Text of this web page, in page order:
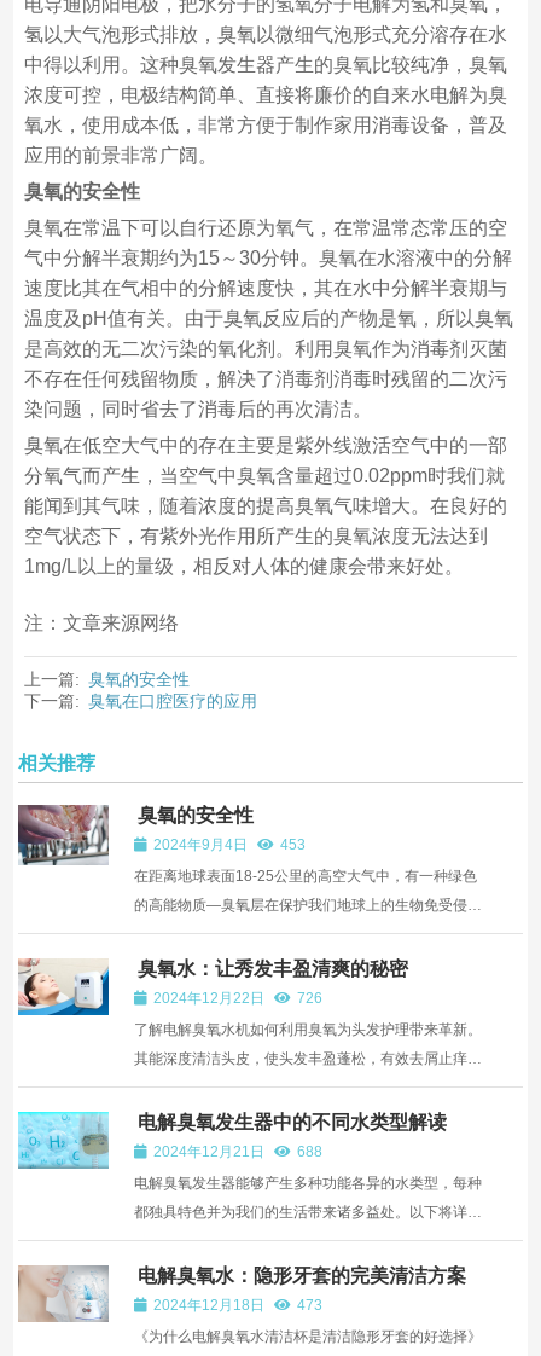
电导通阴阳电极，把水分子的氢氧分子电解为氢和臭氧，
氢以大气泡形式排放，臭氧以微细气泡形式充分溶存在水
中得以利用。这种臭氧发生器产生的臭氧比较纯净，臭氧
浓度可控，电极结构简单、直接将廉价的自来水电解为臭
氧水，使用成本低，非常方便于制作家用消毒设备，普及
应用的前景非常广阔。
臭氧的安全性
臭氧在常温下可以自行还原为氧气，在常温常态常压的空
气中分解半衰期约为15～30分钟。臭氧在水溶液中的分解
速度比其在气相中的分解速度快，其在水中分解半衰期与
温度及pH值有关。由于臭氧反应后的产物是氧，所以臭氧
是高效的无二次污染的氧化剂。利用臭氧作为消毒剂灭菌
不存在任何残留物质，解决了消毒剂消毒时残留的二次污
染问题，同时省去了消毒后的再次清洁。
臭氧在低空大气中的存在主要是紫外线激活空气中的一部
分氧气而产生，当空气中臭氧含量超过0.02ppm时我们就
能闻到其气味，随着浓度的提高臭氧气味增大。在良好的
空气状态下，有紫外光作用所产生的臭氧浓度无法达到
1mg/L以上的量级，相反对人体的健康会带来好处。
注：文章来源网络
上一篇: 臭氧的安全性
下一篇: 臭氧在口腔医疗的应用
相关推荐
臭氧的安全性
2024年9月4日
453
在距离地球表面18-25公里的高空大气中，有一种绿色
的高能物质—臭氧层在保护我们地球上的生物免受侵
害，成为人类来意生存的保护伞。但可惜它离我们太远
了，无法有效地为人类造福。然而，人类今天已经能够
大量地生产臭氧，并发现了她的诸多神奇功效。 ...
臭氧水：让秀发丰盈清爽的秘密
2024年12月22日
726
了解电解臭氧水机如何利用臭氧为头发护理带来革新。
其能深度清洁头皮，使头发丰盈蓬松，有效去屑止痒，
平衡头皮油脂，舒缓脂溢性皮炎等症状，为头发与头皮
健康提供天然有效解决方案。
电解臭氧发生器中的不同水类型解读
2024年12月21日
688
电解臭氧发生器能够产生多种功能各异的水类型，每种
都独具特色并为我们的生活带来诸多益处。以下将详细
介绍这些水类型： 结论： 电解臭氧发生器产生的臭氧
水、氢分子水、过氧化氢和氯离子水在不同领域都有
着...
电解臭氧水：隐形牙套的完美清洁方案
2024年12月18日
473
《为什么电解臭氧水清洁杯是清洁隐形牙套的好选择》